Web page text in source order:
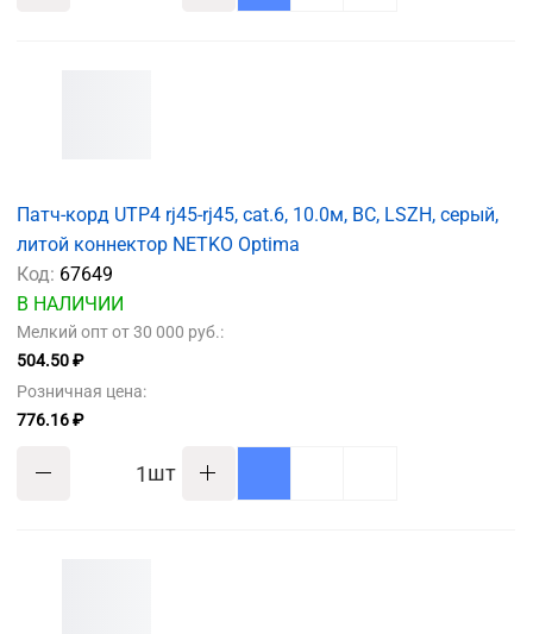
Патч-корд UTP4 rj45-rj45, cat.6, 10.0м, BC, LSZH, серый,
литой коннектор NETKO Optima
Код: 67649
В НАЛИЧИИ
Мелкий опт от 30 000 руб.:
504.50 ₽
Розничная цена:
776.16 ₽
шт